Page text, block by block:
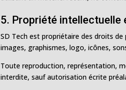
5. Propriété
SD Tech est propriétaire des droits
images, graphismes, logo, icônes,
Toute reproduction, représentation,
interdite, sauf autorisation écrite